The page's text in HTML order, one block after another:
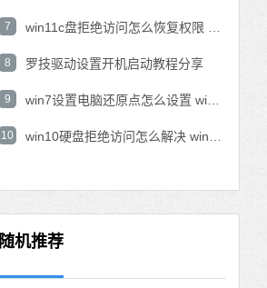
7
8 罗技驱动设置开机启动教程分享
9
10
随机推荐